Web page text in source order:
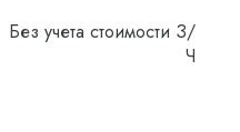
Без учета стоимости З/
Ч